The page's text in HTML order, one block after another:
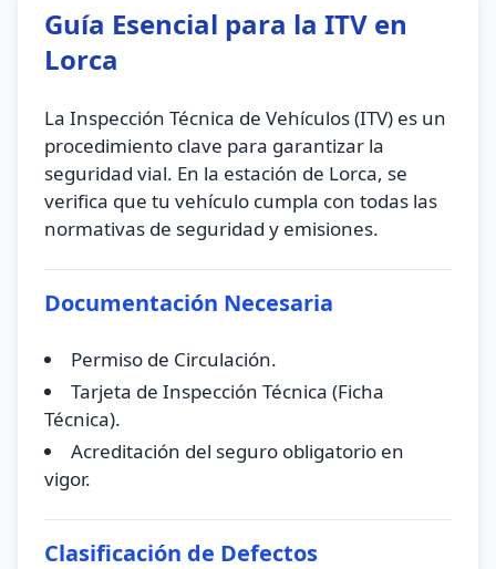
Guía Esencial para la ITV en
Lorca
La Inspección Técnica de Vehículos (ITV) es un
procedimiento clave para garantizar la
seguridad vial. En la estación de Lorca, se
verifica que tu vehículo cumpla con todas las
normativas de seguridad y emisiones.
Documentación Necesaria
Permiso de Circulación.
Tarjeta de Inspección Técnica (Ficha
Técnica).
Acreditación del seguro obligatorio en
vigor.
Clasificación de Defectos